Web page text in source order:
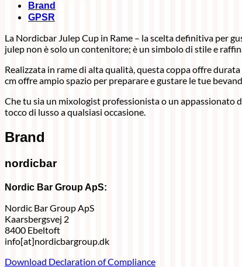
Brand
GPSR
La Nordicbar Julep Cup in Rame – la scelta definitiva per
julep non è solo un contenitore; è un simbolo di stile e
Realizzata in rame di alta qualità, questa coppa offre
cm offre ampio spazio per preparare e gustare le tue
Che tu sia un mixologist professionista o un appassionato
tocco di lusso a qualsiasi occasione.
Brand
nordicbar
Nordic Bar Group ApS:
Nordic Bar Group ApS
Kaarsbergsvej 2
8400 Ebeltoft
info[at]nordicbargroup.dk
Download Declaration of Compliance